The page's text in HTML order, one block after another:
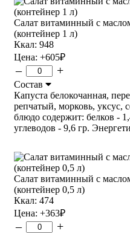
Салат витаминный с
(контейнер 1 л)
Ккал: 948
Цена: +605₽
– +
Состав
Капуста белокочанная,
репчатый, морковь, уксус,
блюдо содержит: белков -
углеводов - 9,6 гр.
Салат витаминный с
(контейнер 0,5 л)
Ккал: 474
Цена: +363₽
– +